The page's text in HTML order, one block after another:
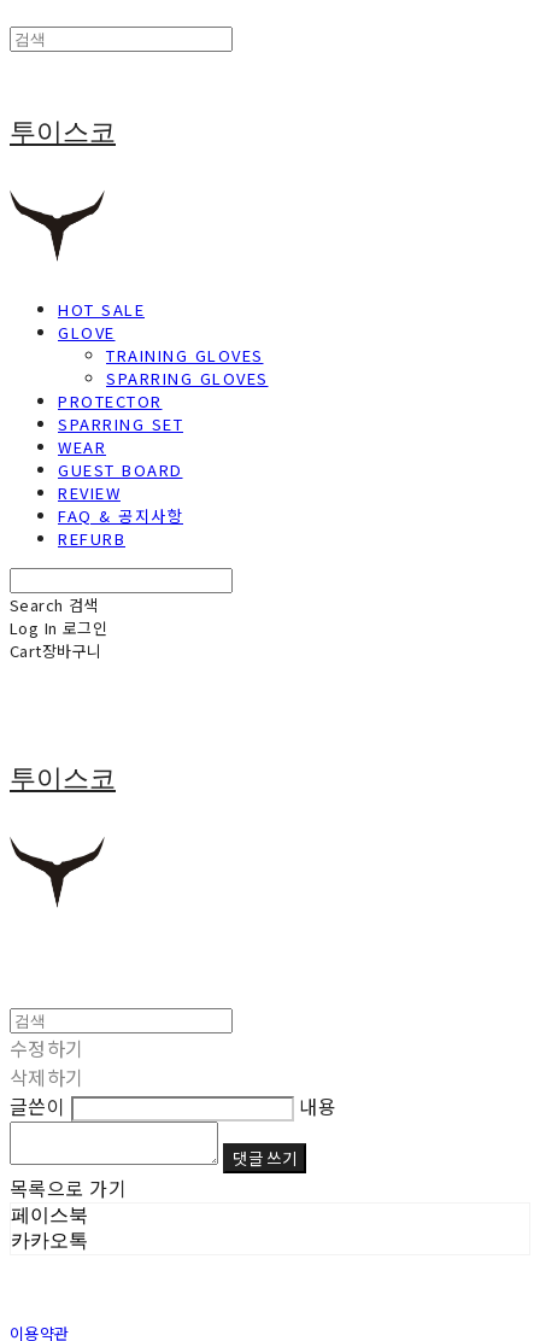
투이스코
HOT SALE
GLOVE
TRAINING GLOVES
SPARRING GLOVES
PROTECTOR
SPARRING SET
WEAR
GUEST BOARD
REVIEW
FAQ & 공지사항
REFURB
Search 검색
Log In 로그인
Cart장바구니
투이스코
수정하기
삭제하기
글쓴이
내용
댓글 쓰기
목록으로 가기
페이스북
카카오톡
이용약관